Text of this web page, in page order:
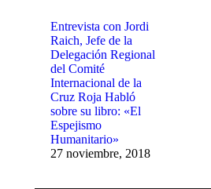
Entrevista con Jordi
Raich, Jefe de la
Delegación Regional
del Comité
Internacional de la
Cruz Roja Habló
sobre su libro: «El
Espejismo
Humanitario»
27 noviembre, 2018